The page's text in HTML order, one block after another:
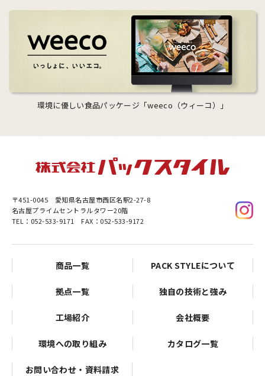
環境に優しい食品パッケージ「weeco（ウィーコ）」
〒451-0045 愛知県名古屋市西区名駅2-27-8
名古屋プライムセントラルタワー20階
TEL：052-533-9171 FAX：052-533-9172
商品一覧 PACK STYLEについて
拠点一覧 独自の技術と強み
工場紹介 会社概要
環境への取り組み カタログ一覧
お問い合わせ・資料請求